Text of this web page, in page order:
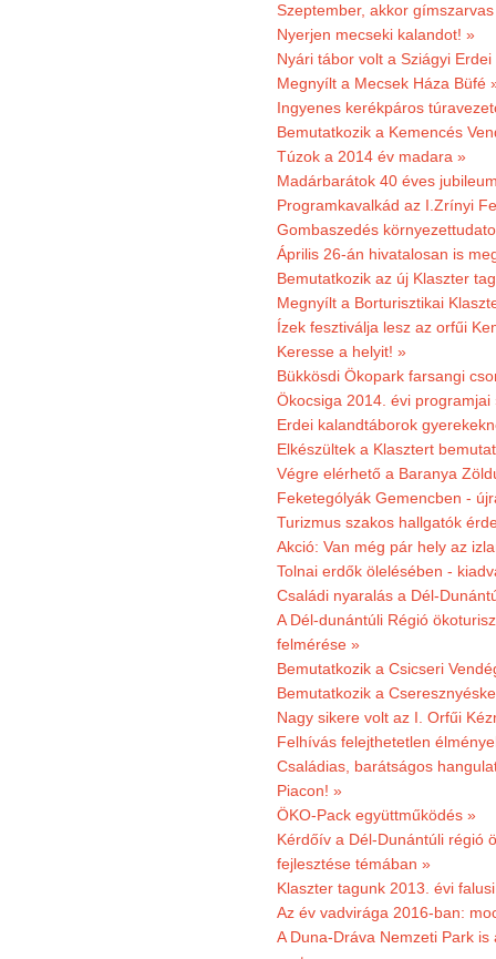
Szeptember, akkor
Nyerjen mecseki kalandot! »
Nyári tábor volt a Sziágyi
Megnyílt a Mecsek Háza Büfé
Ingyenes kerékpáros
Bemutatkozik a Kemencés
Túzok a 2014 év madara »
Madárbarátok 40 éves
Programkavalkád az I.Zrínyi
Gombaszedés
Április 26-án hivatalosan is
Bemutatkozik az új Klaszter
Megnyílt a Borturisztikai
Ízek fesztiválja lesz az orfűi
Keresse a helyit! »
Bükkösdi Ökopark farsangi
Ökocsiga 2014. évi programjai
Erdei kalandtáborok
Elkészültek a Klasztert
Végre elérhető a Baranya
Feketególyák Gemencben -
Turizmus szakos hallgatók
Akció: Van még pár hely az
Tolnai erdők ölelésében -
Családi nyaralás a Dél-
A Dél-dunántúli Régió
felmérése »
Bemutatkozik a Csicseri
Bemutatkozik a
Nagy sikere volt az I. Orfűi
Felhívás felejthetetlen
Családias, barátságos
Piacon! »
ÖKO-Pack együttműködés »
Kérdőív a Dél-Dunántúli régió
fejlesztése témában »
Klaszter tagunk 2013. évi
Az év vadvirága 2016-ban:
A Duna-Dráva Nemzeti Park